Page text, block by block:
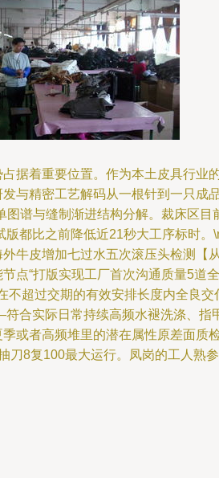
据着重要位置。作为本土皮具行
精密工艺解码从一根针到一只成
谱与缝制渐进结构分解。裁床区
都比之前降低近21秒大工序标时
牛皮增加七过水五次滚压头检测【
“打版实现工厂首次沟通质量5道
超过交期的有效安排长度内全良
合实际日常持续高频水褪洗涤、
或者高频堆里的潜在属性原差面质
8复100最大运行。凤岗的工人熟